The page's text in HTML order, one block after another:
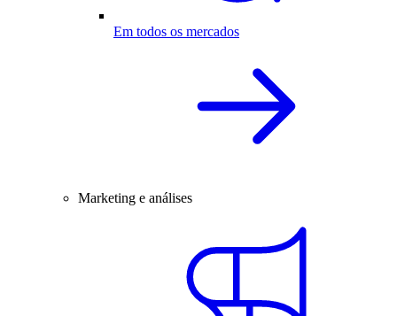
Em todos os mercados
Marketing e análises